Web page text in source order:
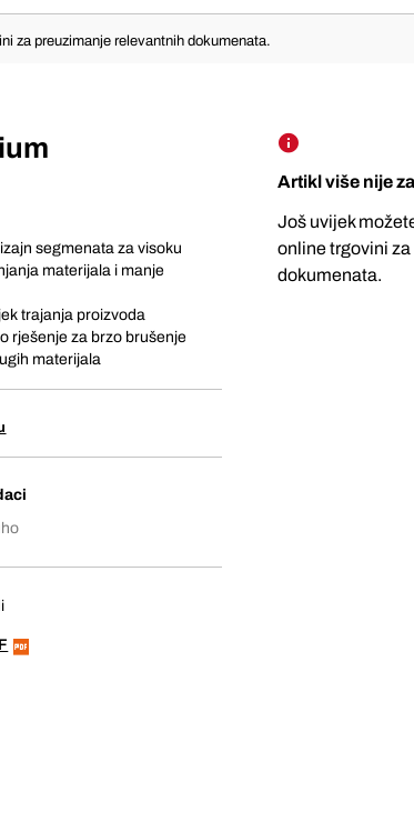
za preuzimanje relevantnih dokumenata.
segmenata za visoku
materijala i manje
trajanja proizvoda
rješenje za brzo brušenje
materijala
Artikl više nije
Još uvijek
online trgovini
dokumenata.